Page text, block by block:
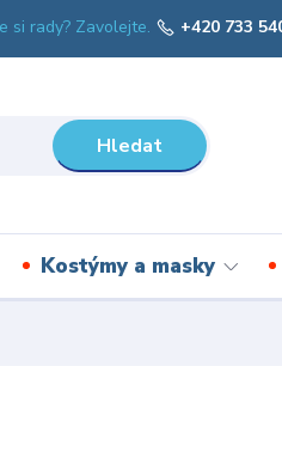
Hledat
si rady? Zavolejte. +420 733
Kostýmy a masky